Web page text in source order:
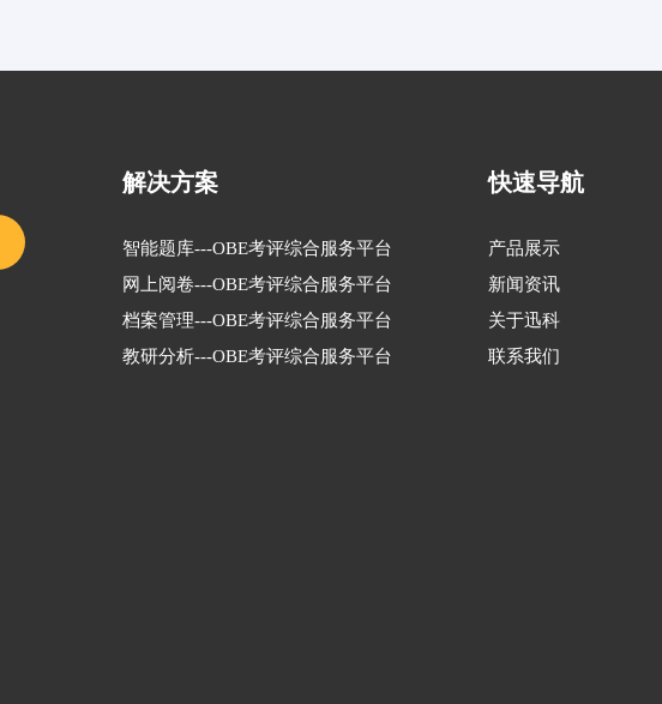
解决方案
智能题库---OBE考评综合服务平台
网上阅卷---OBE考评综合服务平台
档案管理---OBE考评综合服务平台
教研分析---OBE考评综合服务平台
快速导航
产品展示
新闻资讯
关于迅科
联系我们